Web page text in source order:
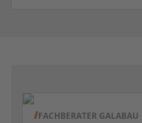
FACHBERATER GALABAU